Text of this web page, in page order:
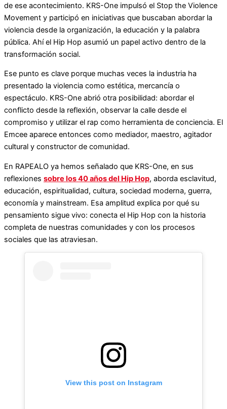
de ese acontecimiento. KRS-One impulsó el Stop the Violence
Movement y participó en iniciativas que buscaban abordar la
violencia desde la organización, la educación y la palabra
pública. Ahí el Hip Hop asumió un papel activo dentro de la
transformación social.
Ese punto es clave porque muchas veces la industria ha
presentado la violencia como estética, mercancía o
espectáculo. KRS-One abrió otra posibilidad: abordar el
conflicto desde la reflexión, observar la calle desde el
compromiso y utilizar el rap como herramienta de conciencia. El
Emcee aparece entonces como mediador, maestro, agitador
cultural y constructor de comunidad.
En RAPEALO ya hemos señalado que KRS-One, en sus
reflexiones sobre los 40 años del Hip Hop, aborda esclavitud,
educación, espiritualidad, cultura, sociedad moderna, guerra,
economía y mainstream. Esa amplitud explica por qué su
pensamiento sigue vivo: conecta el Hip Hop con la historia
completa de nuestras comunidades y con los procesos
sociales que las atraviesan.
View this post on Instagram